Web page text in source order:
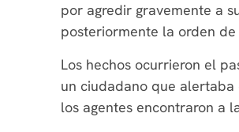
por agredir gravemente a
posteriormente la orden
Los hechos ocurrieron el
un ciudadano que
los agentes encontraron a